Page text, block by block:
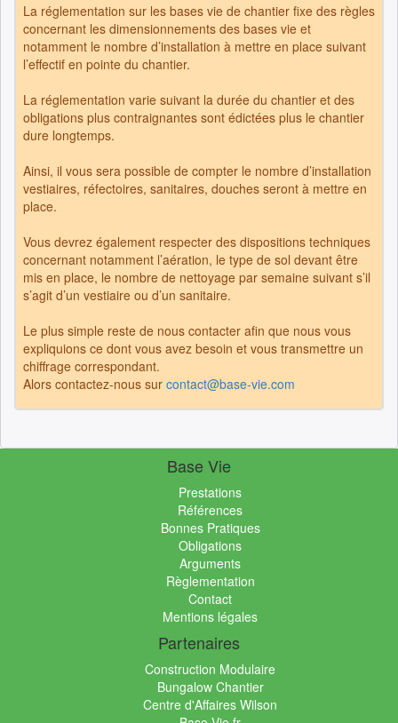
La réglementation sur les bases vie de chantier fixe des règles
concernant les dimensionnements des bases vie et
notamment le nombre d’installation à mettre en place suivant
l’effectif en pointe du chantier.
La réglementation varie suivant la durée du chantier et des
obligations plus contraignantes sont édictées plus le chantier
dure longtemps.
Ainsi, il vous sera possible de compter le nombre d’installation
vestiaires, réfectoires, sanitaires, douches seront à mettre en
place.
Vous devrez également respecter des dispositions techniques
concernant notamment l’aération, le type de sol devant être
mis en place, le nombre de nettoyage par semaine suivant s’il
s’agit d’un vestiaire ou d’un sanitaire.
Le plus simple reste de nous contacter afin que nous vous
expliquions ce dont vous avez besoin et vous transmettre un
chiffrage correspondant.
Alors contactez-nous sur contact@base-vie.com
Base Vie
Prestations
Références
Bonnes Pratiques
Obligations
Arguments
Règlementation
Contact
Mentions légales
Partenaires
Construction Modulaire
Bungalow Chantier
Centre d'Affaires Wilson